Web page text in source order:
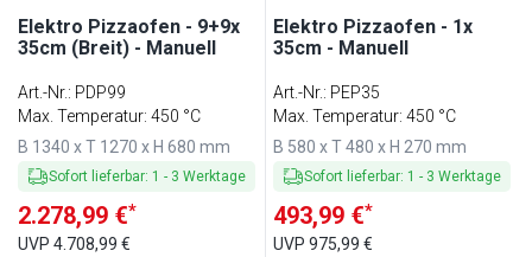
Elektro Pizzaofen - 9+9x
35cm (Breit) - Manuell
Art.-Nr.: PDP99
Max. Temperatur: 450 °C
B 1340 x T 1270 x H 680 mm
Sofort lieferbar: 1 - 3 Werktage
2.278,99 €*
UVP 4.708,99 €
Elektro Pizzaofen - 1x
35cm - Manuell
Art.-Nr.: PEP35
Max. Temperatur: 450 °C
B 580 x T 480 x H 270 mm
Sofort lieferbar: 1 - 3 Werktage
493,99 €*
UVP975,99 €